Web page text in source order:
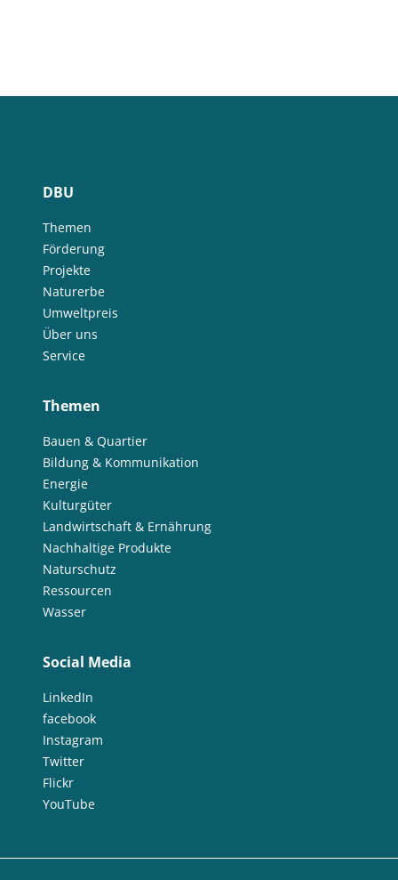
DBU
Themen
Förderung
Projekte
Naturerbe
Umweltpreis
Über uns
Service
Themen
Bauen & Quartier
Bildung & Kommunikation
Energie
Kulturgüter
Landwirtschaft & Ernährung
Nachhaltige Produkte
Naturschutz
Ressourcen
Wasser
Social Media
LinkedIn
facebook
Instagram
Twitter
Flickr
YouTube